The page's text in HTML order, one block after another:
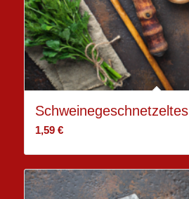
Schweinegeschnetzeltes
1,59 €